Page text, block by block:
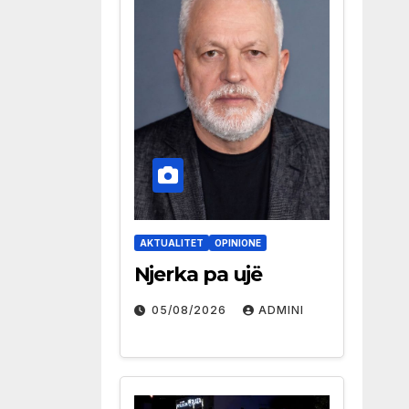
AKTUALITET OPINIONE
Njerka pa ujë
05/08/2026 ADMINI